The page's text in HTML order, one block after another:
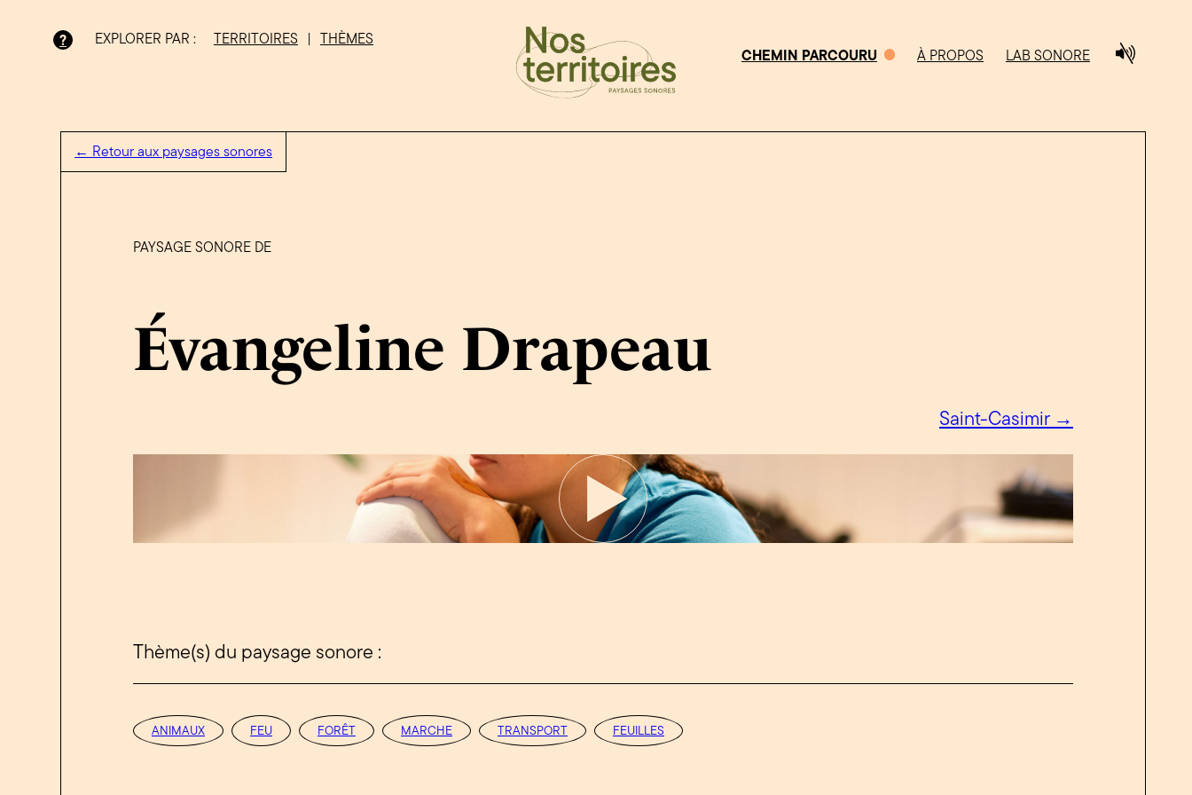
? EXPLORER PAR : TERRITOIRES
THÈMES
CHEMIN PARCOURU
À PROPOS LAB SONORE
← Retour aux paysages sonores
PAYSAGE SONORE DE
Évangeline Drapeau
Saint-Casimir →
Thème(s) du paysage sonore :
ANIMAUX FEU FORÊT MARCHE TRANSPORT FEUILLES